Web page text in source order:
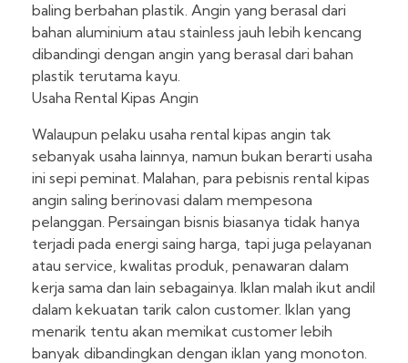
baling berbahan plastik. Angin yang berasal dari
bahan aluminium atau stainless jauh lebih kencang
dibandingi dengan angin yang berasal dari bahan
plastik terutama kayu.
Usaha Rental Kipas Angin
Walaupun pelaku usaha rental kipas angin tak
sebanyak usaha lainnya, namun bukan berarti usaha
ini sepi peminat. Malahan, para pebisnis rental kipas
angin saling berinovasi dalam mempesona
pelanggan. Persaingan bisnis biasanya tidak hanya
terjadi pada energi saing harga, tapi juga pelayanan
atau service, kwalitas produk, penawaran dalam
kerja sama dan lain sebagainya. Iklan malah ikut andil
dalam kekuatan tarik calon customer. Iklan yang
menarik tentu akan memikat customer lebih
banyak dibandingkan dengan iklan yang monoton.